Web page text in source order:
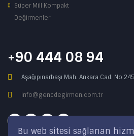
Bu web sitesi sağlanan
Süper Mill Kompakt
Değirmenler
+90 444 08 94
Aşağıpınarbaşı Mah. Ankara Cad. No
info@gencdegirmen.com.tr